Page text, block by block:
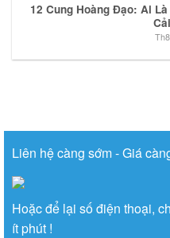
12 Cung Hoàng Đạo: Ai
Liên hệ càng sớm - Giá
Hoặc để lại số điện thoại,
ít phút !